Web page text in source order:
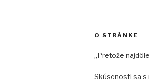
O STRÁNKE
„Pretože
Skúsenosti sa s